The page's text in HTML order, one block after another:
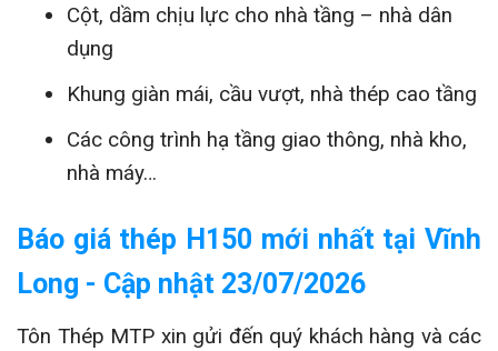
Cột, dầm chịu lực cho nhà tầng – nhà dân
dụng
Khung giàn mái, cầu vượt, nhà thép cao tầng
Các công trình hạ tầng giao thông, nhà kho,
nhà máy…
Báo giá thép H150 mới nhất tại Vĩnh
Long - Cập nhật 23/07/2026
Tôn Thép MTP xin gửi đến quý khách hàng và các